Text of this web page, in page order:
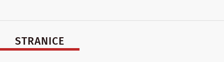
STRANICE